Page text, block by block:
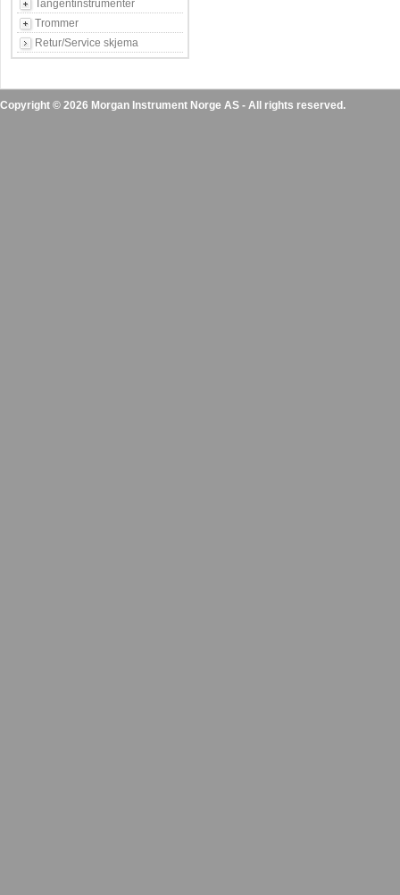
Tangentinstrumenter
Trommer
Retur/Service skjema
Copyright © 2026 Morgan Instrument Norge AS - All rights reserved.